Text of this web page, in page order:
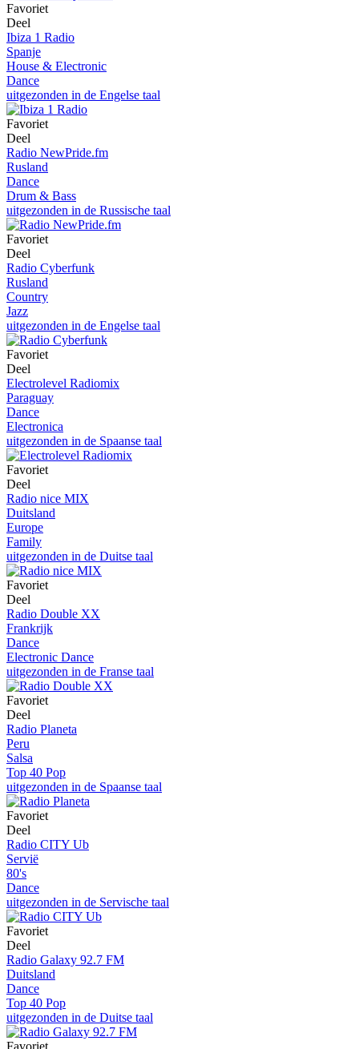
Favoriet
Deel
Ibiza 1 Radio
Spanje
House & Electronic
Dance
uitgezonden in de Engelse taal
Favoriet
Deel
Radio NewPride.fm
Rusland
Dance
Drum & Bass
uitgezonden in de Russische taal
Favoriet
Deel
Radio Cyberfunk
Rusland
Country
Jazz
uitgezonden in de Engelse taal
Favoriet
Deel
Electrolevel Radiomix
Paraguay
Dance
Electronica
uitgezonden in de Spaanse taal
Favoriet
Deel
Radio nice MIX
Duitsland
Europe
Family
uitgezonden in de Duitse taal
Favoriet
Deel
Radio Double XX
Frankrijk
Dance
Electronic Dance
uitgezonden in de Franse taal
Favoriet
Deel
Radio Planeta
Peru
Salsa
Top 40 Pop
uitgezonden in de Spaanse taal
Favoriet
Deel
Radio CITY Ub
Servië
80's
Dance
uitgezonden in de Servische taal
Favoriet
Deel
Radio Galaxy 92.7 FM
Duitsland
Dance
Top 40 Pop
uitgezonden in de Duitse taal
Favoriet